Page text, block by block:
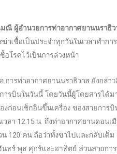
ณี ผู้อำนวยการท่าอากาศยานนราธิว
าเชื้อเป็นประจำทุกวันในเวลาทำก
อโรคไว้เป็นการล่วงหน้า
.การท่าอากาศยานนราธิวาส ยังกล่
ารบินในวันนี้ โดยวันนี้ผู้โดยสารได้ม
ก่อนเช็กอินขึ้นเครื่อง ของสายการ
วลา 12.15 น. ถึงท่าอากาศยานดอน
120 คน ถือว่าทั้งขาไปและกลับเต็ม
ทร์ พุธ ศุกร์และอาทิตย์ ส่วนสายก